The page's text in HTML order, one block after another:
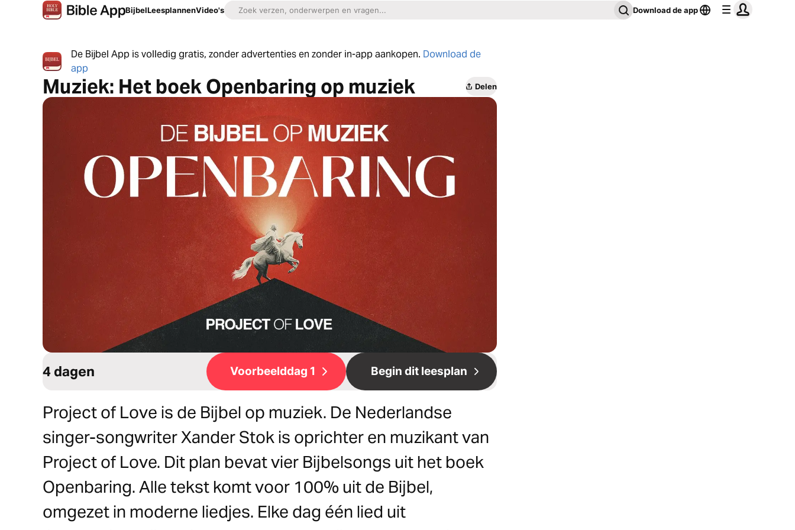
BijbelLeesplannenVideo's Download de app
De Bijbel App is volledig gratis, zonder advertenties en zonder in-app aankopen. Download de
app
Muziek: Het boek Openbaring op muziek Delen
4 dagen Voorbeelddag 1 Begin dit leesplan
Project of Love is de Bijbel op muziek. De Nederlandse
singer-songwriter Xander Stok is oprichter en muzikant van
Project of Love. Dit plan bevat vier Bijbelsongs uit het boek
Openbaring. Alle tekst komt voor 100% uit de Bijbel,
omgezet in moderne liedjes. Elke dag één lied uit